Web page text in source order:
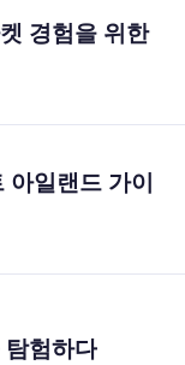
경험을 위한
일랜드 가이
험하다